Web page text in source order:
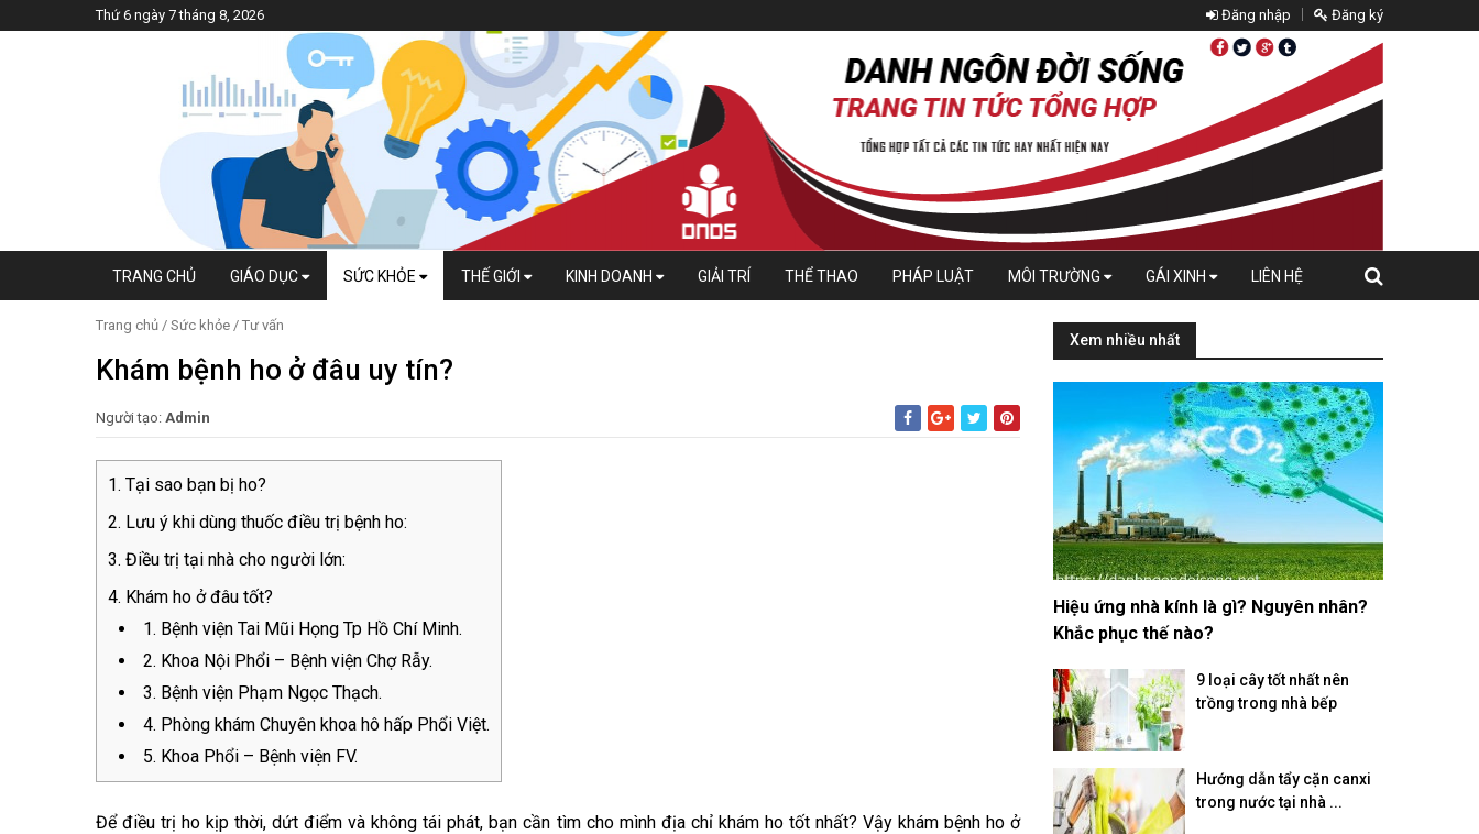
Thứ 6 ngày 7 tháng 8, 2026 Đăng nhập Đăng ký
TRANG CHỦ GIÁO DỤC SỨC KHỎE THẾ GIỚI KINH DOANH GIẢI TRÍ THỂ THAO PHÁP LUẬT MÔI TRƯỜNG GÁI XINH LIÊN HỆ
Trang chủ / Sức khỏe / Tư vấn
Khám bệnh ho ở đâu uy tín?
Người tạo: Admin
Tại sao bạn bị ho?
Lưu ý khi dùng thuốc điều trị bệnh ho:
Điều trị tại nhà cho người lớn:
Khám ho ở đâu tốt?
1. Bệnh viện Tai Mũi Họng Tp Hồ Chí Minh.
2. Khoa Nội Phổi – Bệnh viện Chợ Rẫy.
3. Bệnh viện Phạm Ngọc Thạch.
4. Phòng khám Chuyên khoa hô hấp Phổi Việt.
5. Khoa Phổi – Bệnh viện FV.
Để điều trị ho kịp thời, dứt điểm và không tái phát, bạn cần tìm cho mình địa chỉ khám ho tốt nhất? Vậy khám bệnh ho ở
Xem nhiều nhất
Hiệu ứng nhà kính là gì? Nguyên nhân?
Khắc phục thế nào?
9 loại cây tốt nhất nên
trồng trong nhà bếp
Hướng dẫn tẩy cặn canxi
trong nước tại nhà ...